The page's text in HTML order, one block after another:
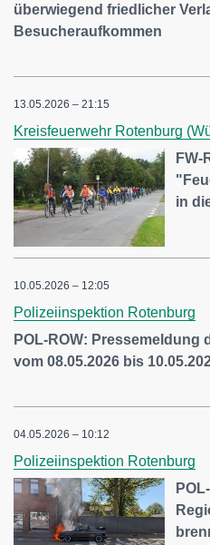
überwiegend friedlicher
Besucheraufkommen
13.05.2026 – 21:15
Kreisfeuerwehr Rotenburg
FW-
in
10.05.2026 – 12:05
Polizeiinspektion Rotenburg
POL-ROW: Pressemeldung
vom 08.05.2026 bis
04.05.2026 – 10:12
Polizeiinspektion Rotenburg